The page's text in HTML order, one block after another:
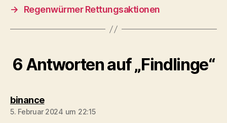
→
Regenwürmer Rettungsaktionen
6 Antworten auf „Findlinge“
binancesagt:
5. Februar 2024 um 22:15